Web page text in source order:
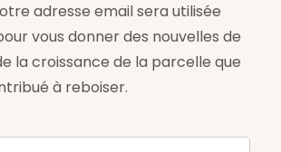
adresse email sera utilisée
vous donner des nouvelles de
la croissance de la parcelle que
à reboiser.